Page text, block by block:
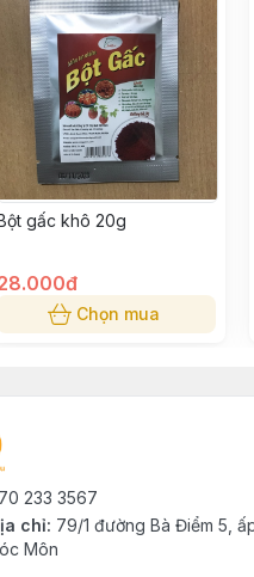
gấc khô 20g
Chọn mua
233 3567
chỉ: 79/1 đường Bà Điểm 5,
Môn